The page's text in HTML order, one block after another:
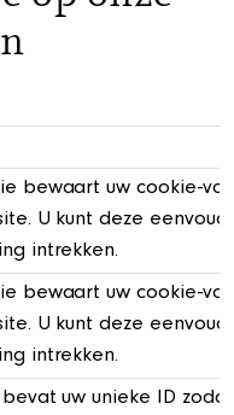
bewaart uw cookie-
U kunt deze
intrekken.
bewaart uw cookie-
U kunt deze
intrekken.
uw unieke ID